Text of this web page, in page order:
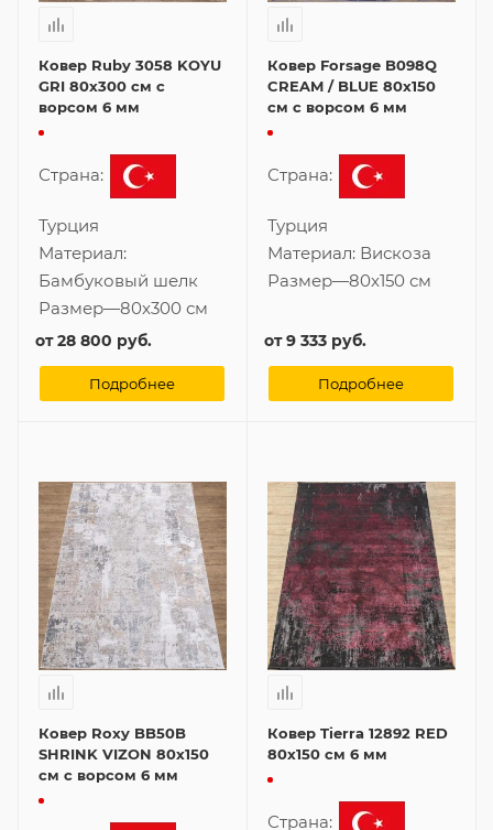
Ковер Ruby 3058 KOYU
GRI 80x300 см с
ворсом 6 мм
Страна:
Турция
Материал:
Бамбуковый шелк
Размер—80x300 см
от28 800 руб.
Подробнее
Ковер Forsage B098Q
CREAM / BLUE 80x150
см с ворсом 6 мм
Страна:
Турция
Материал: Вискоза
Размер—80x150 см
от9 333 руб.
Подробнее
Ковер Roxy BB50B
SHRINK VIZON 80x150
см с ворсом 6 мм
Ковер Tierra 12892 RED
80x150 см 6 мм
Страна: